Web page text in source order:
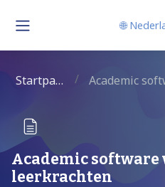
🌐
Startpagina
Academic
leerkrachten